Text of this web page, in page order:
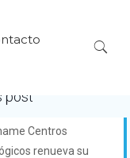
post
Centros
renueva su